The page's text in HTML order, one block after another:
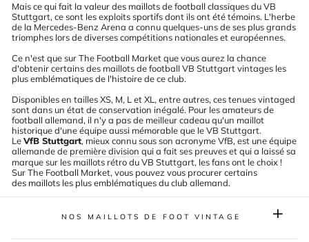
Mais ce qui fait la valeur des maillots de football classiques du VB
Stuttgart, ce sont les exploits sportifs dont ils ont été témoins. L'herbe
de la Mercedes-Benz Arena a connu quelques-uns de ses plus grands
triomphes lors de diverses compétitions nationales et européennes.
Ce n'est que sur The Football Market que vous aurez la chance
d'obtenir certains des maillots de football VB Stuttgart vintages les
plus emblématiques de l'histoire de ce club.
Disponibles en tailles XS, M, L et XL, entre autres, ces tenues vintaged
sont dans un état de conservation inégalé. Pour les amateurs de
football allemand, il n'y a pas de meilleur cadeau qu'un maillot
historique d'une équipe aussi mémorable que le VB Stuttgart.
LeVfB Stuttgart, mieux connu sous son acronyme VfB, est une équipe
allemande de première division qui a fait ses preuves et qui a laissé sa
marque sur les maillots rétro du VB Stuttgart, les fans ont le choix !
Sur The Football Market, vous pouvez vous procurer certains
des maillots les plus emblématiques du club allemand.
NOS MAILLOTS DE FOOT VINTAGE